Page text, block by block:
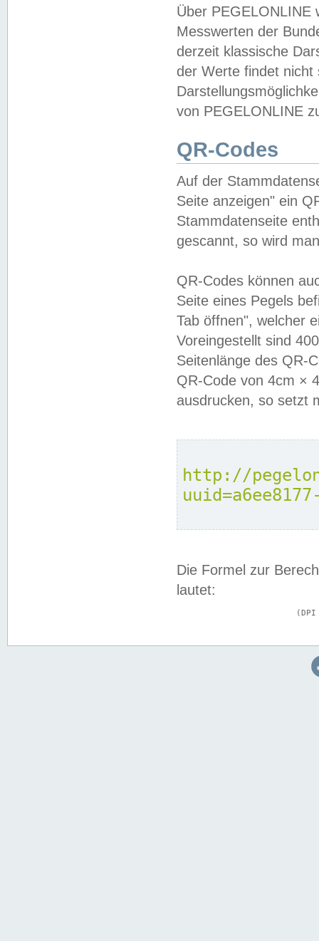
Über PEGELONLINE
Messwerten der
derzeit klassische
der Werte findet
von PEGELONLINE
QR-Codes
Auf der
Seite anzeigen" ein
Stammdatenseite
gescannt, so wird
QR-Codes können
Seite eines Pegels
Tab öffnen", welcher
Voreingestellt sind
Seitenlänge des QR-
QR-Code von 4cm ×
ausdrucken, so setzt
http://
Die Formel zur
lautet: